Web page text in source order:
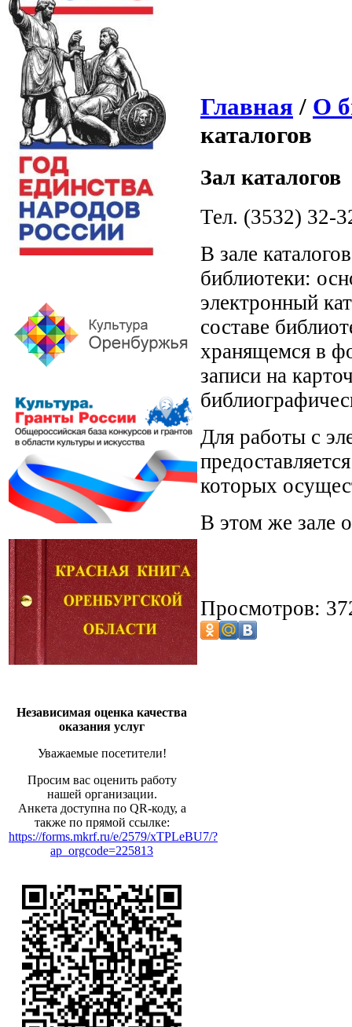
Независимая оценка качества
оказания услуг
Уважаемые посетители!
Просим вас оценить работу
нашей организации.
Анкета доступна по QR-коду, а
также по прямой ссылке:
https://forms.mkrf.ru/e/2579/xTPLeBU7/?
ap_orgcode=225813
Главная / О
каталогов
Зал каталогов
Тел. (3532) 32-
В зале
библиотеки:
электронный
составе
хранящемся в
записи на
Для работы с
которых
В этом же зале
Просмотров: